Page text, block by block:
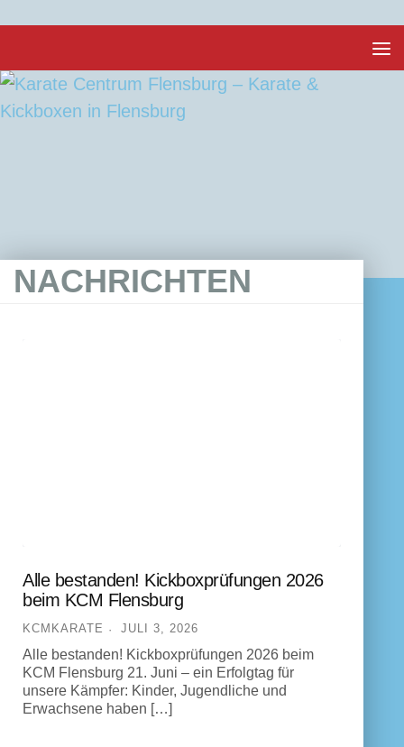
Unter dem Inhalt
NACHRICHTEN
Alle bestanden! Kickboxprüfungen 2026
beim KCM Flensburg
KCMKARATE JULI 3, 2026
Alle bestanden! Kickboxprüfungen 2026 beim
KCM Flensburg 21. Juni – ein Erfolgtag für
unsere Kämpfer: Kinder, Jugendliche und
Erwachsene haben […]